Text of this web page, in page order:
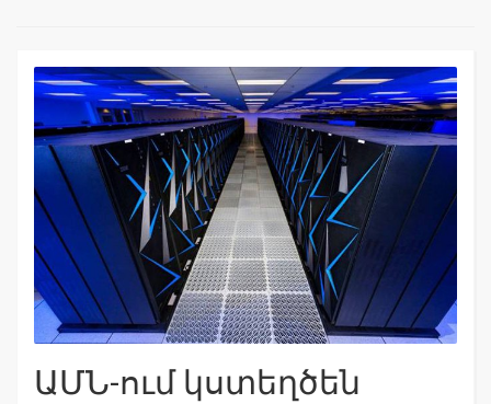
ԱՄՆ-ում կստեղծեն